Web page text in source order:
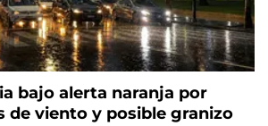
bajo alerta naranja por
de viento y posible granizo